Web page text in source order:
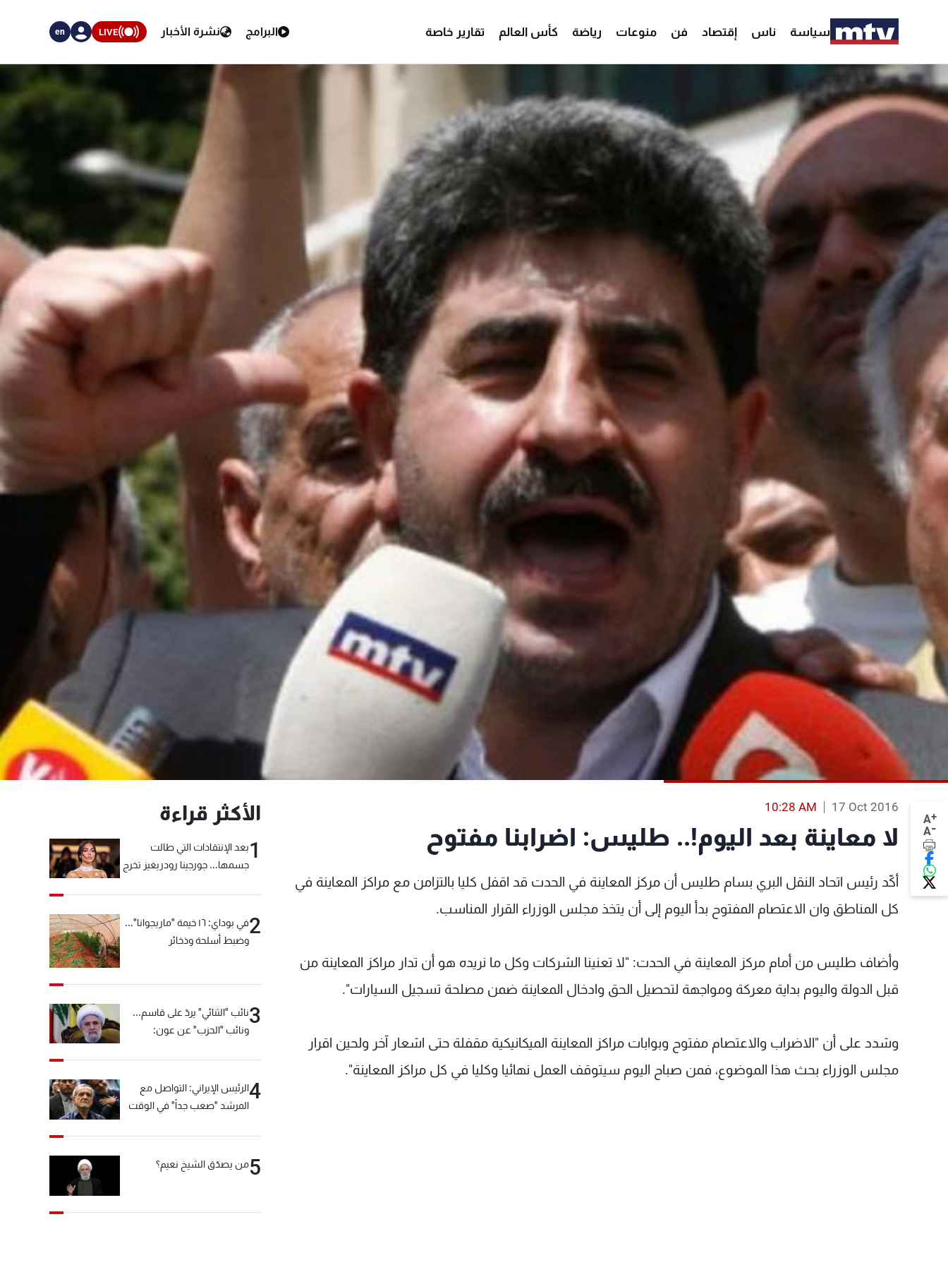
سياسة ناس إقتصاد فن منوعات رياضة كأس العالم تقارير خاصة البرامج نشرة الأخبار LIVE
en
A+
A-
17 Oct 2016
10:28 AM
لا معاينة بعد اليوم!.. طليس: اضرابنا مفتوح
أكّد رئيس اتحاد النقل البري بسام طليس أن مركز المعاينة في الحدت قد اقفل كليا بالتزامن مع مراكز المعاينة في
كل المناطق وان الاعتصام المفتوح بدأ اليوم إلى أن يتخذ مجلس الوزراء القرار المناسب.
وأضاف طليس من أمام مركز المعاينة في الحدت: "لا تعنينا الشركات وكل ما نريده هو أن تدار مراكز المعاينة من
قبل الدولة واليوم بداية معركة ومواجهة لتحصيل الحق وادخال المعاينة ضمن مصلحة تسجيل السيارات".
وشدد على أن "الاضراب والاعتصام مفتوح وبوابات مراكز المعاينة الميكانيكية مقفلة حتى اشعار آخر ولحين اقرار
مجلس الوزراء بحث هذا الموضوع، فمن صباح اليوم سيتوقف العمل نهائيا وكليا في كل مراكز المعاينة".
الأكثر قراءة
1بعد الإنتقادات التي طالت
جسمها... جورجينا رودريغيز تخرج
2
في بوداي: ١٦ خيمة "ماريجوانا"...
وضبط أسلحة وذخائر
3نائب "الثنائي" يردّ على قاسم...
ونائب "الحزب" عن عون:
4الرئيس الإيراني: التواصل مع
المرشد "صعب جداً" في الوقت
5من يصدّق الشيخ نعيم؟